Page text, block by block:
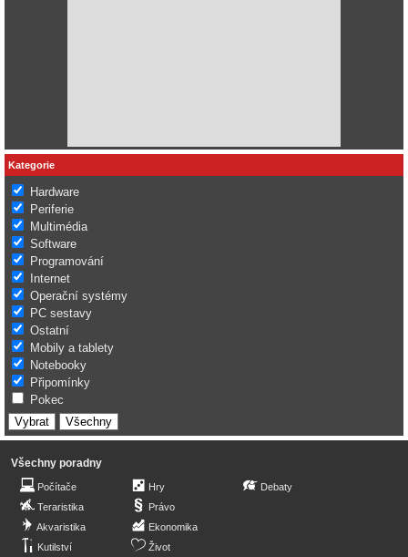
Kategorie
Hardware
Periferie
Multimédia
Software
Programování
Internet
Operační systémy
PC sestavy
Ostatní
Mobily a tablety
Notebooky
Připomínky
Pokec
Všechny poradny
Počítače
Teraristika
Akvaristika
Kutilství
Hry
Právo
Ekonomika
Život
Debaty